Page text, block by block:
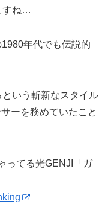
すね…
年代でも伝説的
いう斬新なスタイル
ーを務めていたこと
ってる光GENJI「ガ